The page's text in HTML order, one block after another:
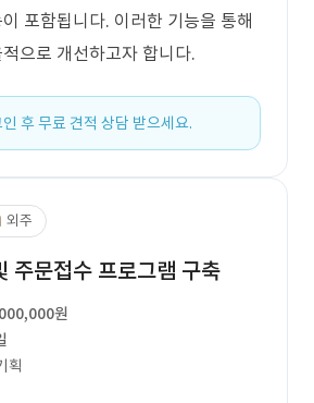
포함됩니다. 이러한 기능을 통해
으로 개선하고자 합니다.
후 무료 견적 상담 받으세요.
외주
주문접수 프로그램 구축
원
획